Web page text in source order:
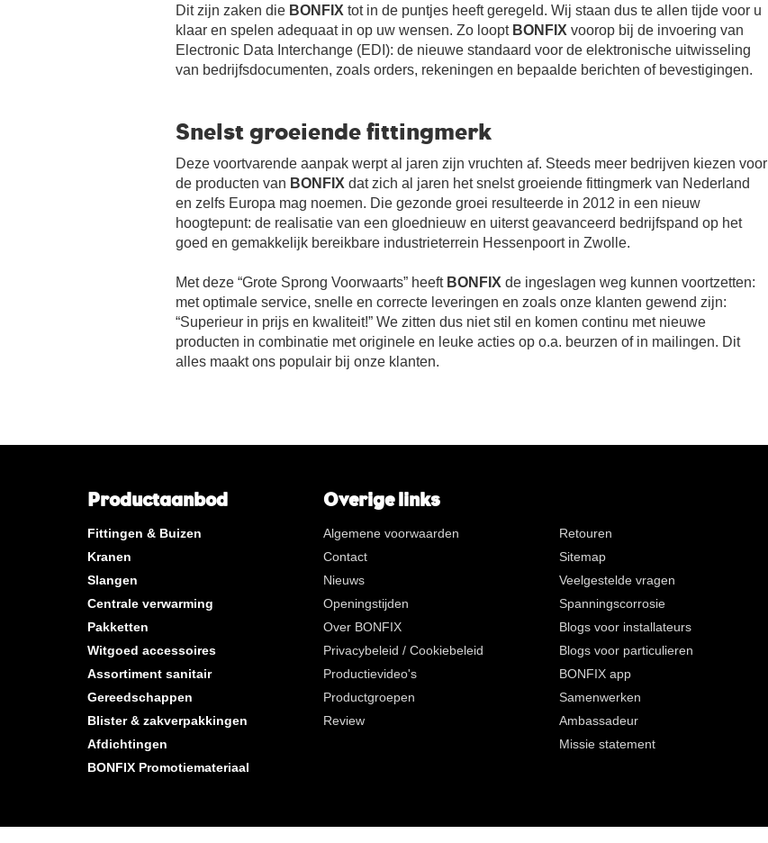
Dit zijn zaken die BONFIX tot in de puntjes heeft geregeld. Wij staan dus te allen tijde voor u
klaar en spelen adequaat in op uw wensen. Zo loopt BONFIX voorop bij de invoering van
Electronic Data Interchange (EDI): de nieuwe standaard voor de elektronische uitwisseling
van bedrijfsdocumenten, zoals orders, rekeningen en bepaalde berichten of bevestigingen.
Snelst groeiende fittingmerk
Deze voortvarende aanpak werpt al jaren zijn vruchten af. Steeds meer bedrijven kiezen voor
de producten van BONFIX dat zich al jaren het snelst groeiende fittingmerk van Nederland
en zelfs Europa mag noemen. Die gezonde groei resulteerde in 2012 in een nieuw
hoogtepunt: de realisatie van een gloednieuw en uiterst geavanceerd bedrijfspand op het
goed en gemakkelijk bereikbare industrieterrein Hessenpoort in Zwolle.
Met deze “Grote Sprong Voorwaarts” heeft BONFIX de ingeslagen weg kunnen voortzetten:
met optimale service, snelle en correcte leveringen en zoals onze klanten gewend zijn:
“Superieur in prijs en kwaliteit!” We zitten dus niet stil en komen continu met nieuwe
producten in combinatie met originele en leuke acties op o.a. beurzen of in mailingen. Dit
alles maakt ons populair bij onze klanten.
Productaanbod
Fittingen & Buizen
Kranen
Slangen
Centrale verwarming
Pakketten
Witgoed accessoires
Assortiment sanitair
Gereedschappen
Blister & zakverpakkingen
Afdichtingen
BONFIX Promotiemateriaal
Overige links
Algemene voorwaarden
Contact
Nieuws
Openingstijden
Over BONFIX
Privacybeleid / Cookiebeleid
Productievideo's
Productgroepen
Review
Retouren
Sitemap
Veelgestelde vragen
Spanningscorrosie
Blogs voor installateurs
Blogs voor particulieren
BONFIX app
Samenwerken
Ambassadeur
Missie statement